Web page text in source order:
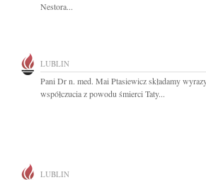
Nestora...
LUBLIN
Pani Dr n. med. Mai Ptasiewicz składamy
współczucia z powodu śmierci Taty...
LUBLIN